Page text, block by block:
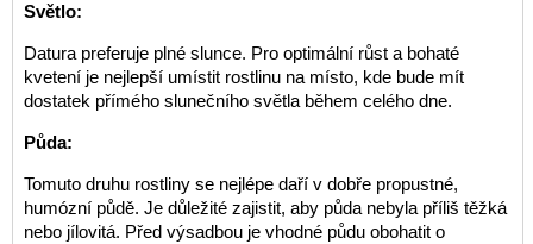
Světlo:
Datura preferuje plné slunce. Pro optimální růst a bohaté
kvetení je nejlepší umístit rostlinu na místo, kde bude mít
dostatek přímého slunečního světla během celého dne.
Půda:
Tomuto druhu rostliny se nejlépe daří v dobře propustné,
humózní půdě. Je důležité zajistit, aby půda nebyla příliš těžká
nebo jílovitá. Před výsadbou je vhodné půdu obohatit o